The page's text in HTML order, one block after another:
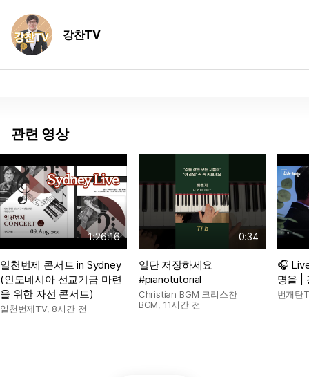
강찬TV
관련 영상
1:26:16
일천번제 콘서트 in Sydney
(인도네시아 선교기금 마련
을 위한 자선 콘서트)
일천번제TV, 8시간 전
0:34
일단 저장하세요
#pianotutorial
Christian BGM 크리스찬
BGM, 11시간 전
🎧
명을 |
번개탄